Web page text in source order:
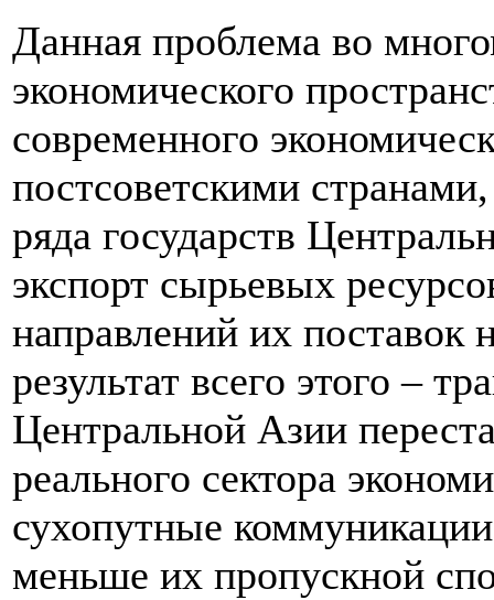
Данная проблема во
экономического
современного
постсоветскими
ряда государств
экспорт сырьевых
направлений их
результат всего этого –
Центральной Азии
реального сектора
сухопутные
меньше их пропускной